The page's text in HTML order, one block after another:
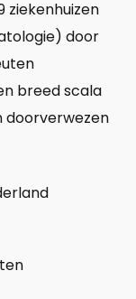
ziekenhuizen
door
breed scala
doorverwezen